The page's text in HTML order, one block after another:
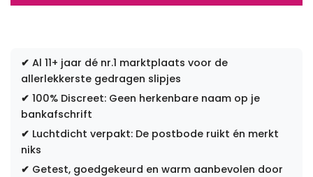
✔ Al 11+ jaar dé nr.1 marktplaats voor de
allerlekkerste gedragen slipjes
✔ 100% Discreet: Geen herkenbare naam op je
bankafschrift
✔ Luchtdicht verpakt: De postbode ruikt én merkt
niks
✔ Getest, goedgekeurd en warm aanbevolen door